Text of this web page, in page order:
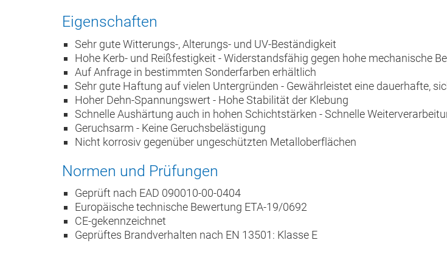
Eigenschaften
Sehr gute Witterungs-, Alterungs- und UV-Beständigkeit
Hohe Kerb- und Reißfestigkeit - Widerstandsfähig gegen hohe mechanische
Auf Anfrage in bestimmten Sonderfarben erhältlich
Sehr gute Haftung auf vielen Untergründen - Gewährleistet eine dauerhafte,
Hoher Dehn-Spannungswert - Hohe Stabilität der Klebung
Schnelle Aushärtung auch in hohen Schichtstärken - Schnelle
Geruchsarm - Keine Geruchsbelästigung
Nicht korrosiv gegenüber ungeschützten Metalloberflächen
Normen und Prüfungen
Geprüft nach EAD 090010-00-0404
Europäische technische Bewertung ETA-19/0692
CE-gekennzeichnet
Geprüftes Brandverhalten nach EN 13501: Klasse E